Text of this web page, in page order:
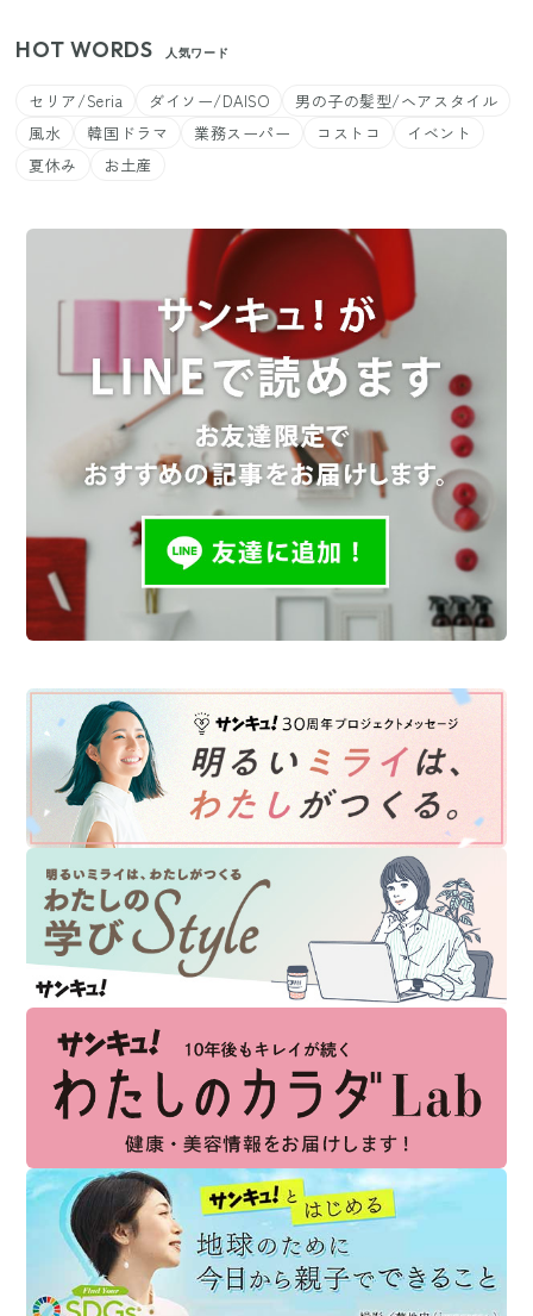
HOT WORDS 人気ワード
セリア/Seria ダイソー/DAISO
男の子の髪型/ヘアスタイル
風水
韓国ドラマ 業務スーパー コストコ
イベント
夏休み
お土産